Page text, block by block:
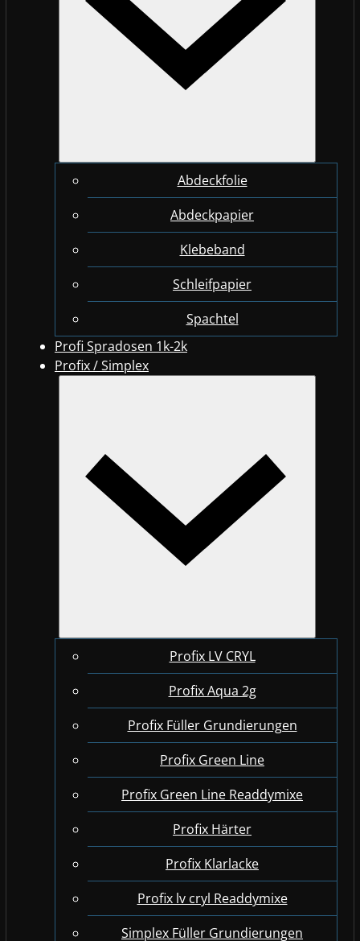
Abdeckfolie
Abdeckpapier
Klebeband
Schleifpapier
Spachtel
Profi Spradosen 1k-2k
Profix / Simplex
Profix LV CRYL
Profix Aqua 2g
Profix Füller Grundierungen
Profix Green Line
Profix Green Line Readdymixe
Profix Härter
Profix Klarlacke
Profix lv cryl Readdymixe
Simplex Füller Grundierungen